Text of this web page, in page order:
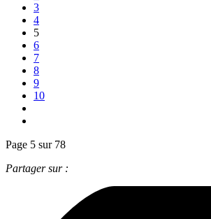
3
4
5
6
7
8
9
10
Page 5 sur 78
Partager sur :